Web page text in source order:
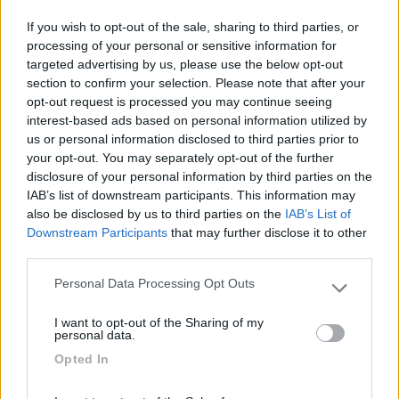
If you wish to opt-out of the sale, sharing to third parties, or
processing of your personal or sensitive information for
targeted advertising by us, please use the below opt-out
section to confirm your selection. Please note that after your
opt-out request is processed you may continue seeing
interest-based ads based on personal information utilized by
us or personal information disclosed to third parties prior to
your opt-out. You may separately opt-out of the further
disclosure of your personal information by third parties on the
IAB’s list of downstream participants. This information may
also be disclosed by us to third parties on the IAB’s List of
Downstream Participants that may further disclose it to other
Please note that this website/app uses one or more Google
not limited to your visit or usage behaviour. You may click to
use your data for below specified purposes in below Google
Personal Data Processing Opt Outs
I want to opt-out of the Sharing of my
personal data.
Opted In
Ci metteranno un minuto a verificare.Almeno per la renault è
così!
Ciao Paolo
MarcoBo
3096
Inserito il11/10/2019 alle:11:36:03
Io chiamai il concessionario che dopo poco tempo mi diede il
codice e non mi chiese nulla.
Il codice dovrebbe essere consegnato in fase di acquisto, se
non è stato fatto penso tu possa richiederlo senza troppi
cpl
268